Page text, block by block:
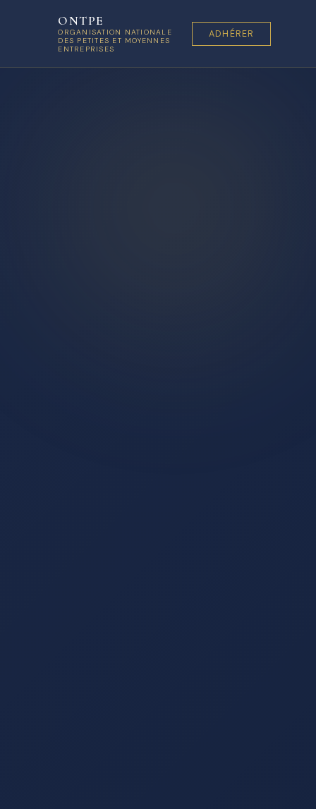
ONTPE
ORGANISATION NATIONALE
DES PETITES ET MOYENNES
ENTREPRISES
ADHÉRER